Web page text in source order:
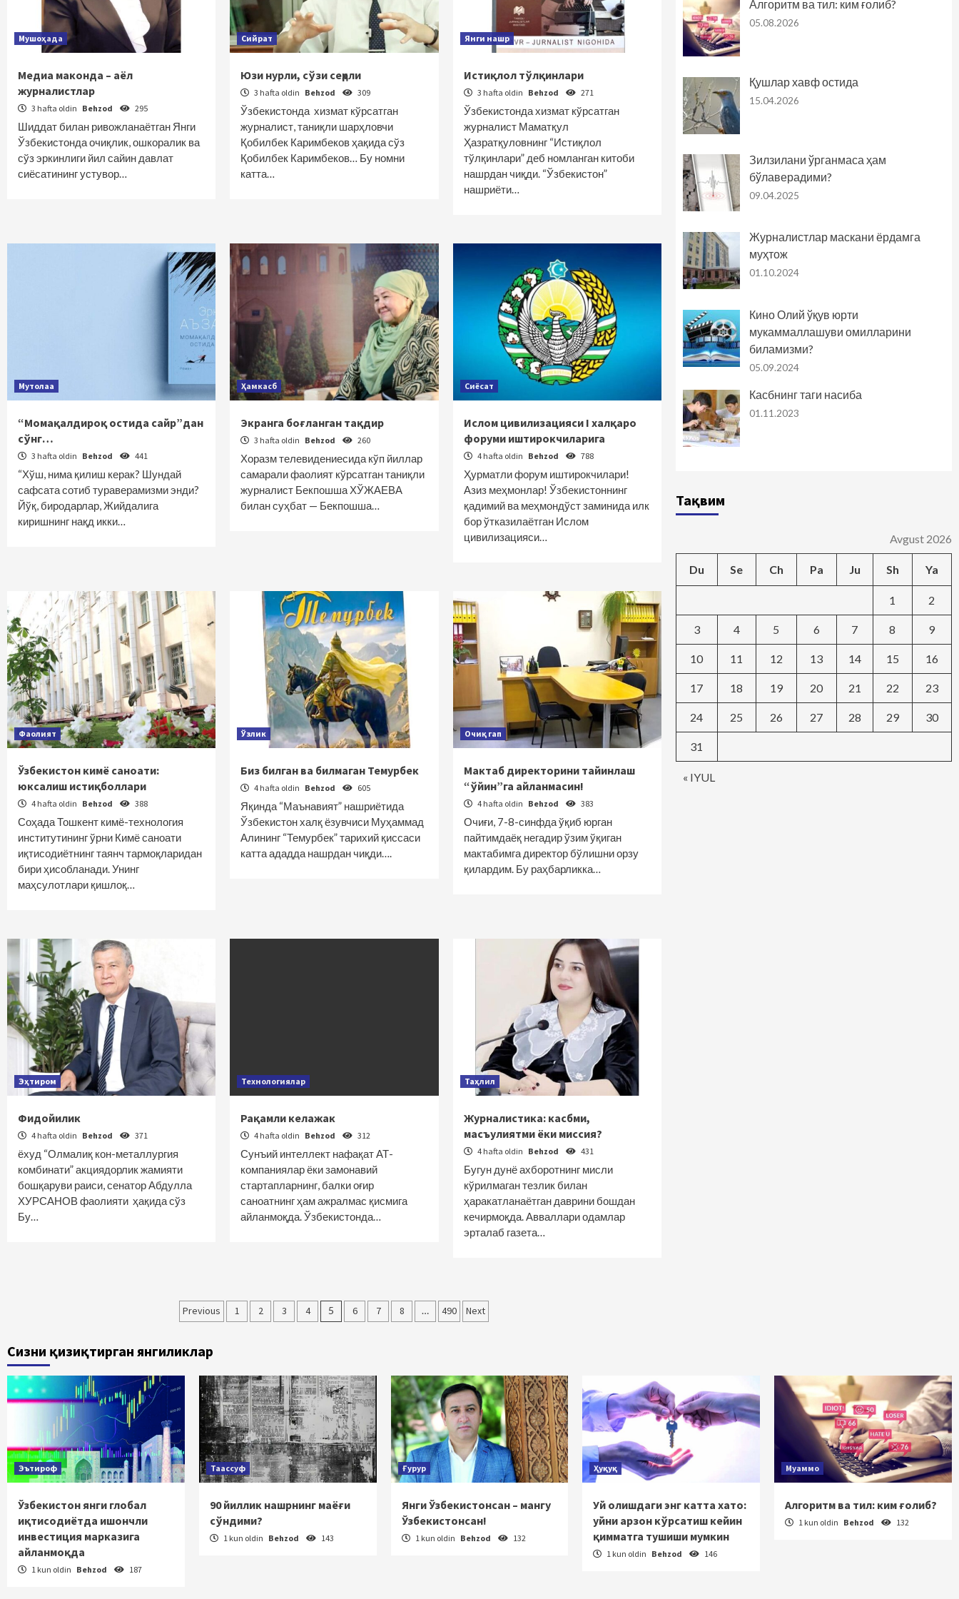
Мушоҳада
Медиа маконда – аёл
журналистлар
3 hafta oldin Behzod 295
Шиддат билан ривожланаётган Янги
Ўзбекистонда очиқлик, ошкоралик ва
сўз эркинлиги йил сайин давлат
сиёсатининг устувор…
Сийрат
Юзи нурли, сўзи сеҳрли
3 hafta oldin Behzod 309
Ўзбекистонда хизмат кўрсатган
журналист, таниқли шарҳловчи
Қобилбек Каримбеков ҳақида сўз
Қобилбек Каримбеков… Бу номни
катта…
Янги нашр
Истиқлол тўлқинлари
3 hafta oldin Behzod 271
Ўзбекистонда хизмат кўрсатган
журналист Маматқул
Ҳазратқуловнинг “Истиқлол
тўлқинлари” деб номланган китоби
нашрдан чиқди. “Ўзбекистон”
нашриёти…
Мутолаа
“Момақалдироқ остида сайр”дан
сўнг…
3 hafta oldin Behzod 441
“Хўш, нима қилиш керак? Шундай
сафсата сотиб тураверамизми энди?
Йўқ, биродарлар, Жийдалига
киришнинг нақд икки…
Ҳамкасб
Экранга боғланган тақдир
3 hafta oldin Behzod 260
Хоразм телевидениесида кўп йиллар
самарали фаолият кўрсатган таниқли
журналист Бекпошша ХЎЖАЕВА
билан суҳбат — Бекпошша…
Сиёсат
Ислом цивилизацияси I халқаро
форуми иштирокчиларига
4 hafta oldin Behzod 788
Ҳурматли форум иштирокчилари!
Азиз меҳмонлар! Ўзбекистоннинг
қадимий ва меҳмондўст заминида илк
бор ўтказилаётган Ислом
цивилизацияси…
Фаолият
Ўзбекистон кимё саноати:
юксалиш истиқболлари
4 hafta oldin Behzod 388
Соҳада Тошкент кимё-технология
институтининг ўрни Кимё саноати
иқтисодиётнинг таянч тармоқларидан
бири ҳисобланади. Унинг
маҳсулотлари қишлоқ…
Ўзлик
Биз билган ва билмаган Темурбек
4 hafta oldin Behzod 605
Яқинда “Маънавият” нашриётида
Ўзбекистон халқ ёзувчиси Муҳаммад
Алининг “Темурбек” тарихий қиссаси
катта ададда нашрдан чиқди….
Очиқ гап
Мактаб директорини тайинлаш
“ўйин”га айланмасин!
4 hafta oldin Behzod 383
Очиғи, 7-8-синфда ўқиб юрган
пайтимдаёқ негадир ўзим ўқиган
мактабимга директор бўлишни орзу
қилардим. Бу раҳбарликка…
Эҳтиром
Фидойилик
4 hafta oldin Behzod 371
ёхуд “Олмалиқ кон-металлургия
комбинати” акциядорлик жамияти
бошқаруви раиси, сенатор Абдулла
ХУРСАНОВ фаолияти ҳақида сўз
Бу…
Технологиялар
Рақамли келажак
4 hafta oldin Behzod 312
Сунъий интеллект нафақат АТ-
компаниялар ёки замонавий
стартапларнинг, балки оғир
саноатнинг ҳам ажралмас қисмига
айланмоқда. Ўзбекистонда…
Таҳлил
Журналистика: касбми,
масъулиятми ёки миссия?
4 hafta oldin Behzod 431
Бугун дунё ахборотнинг мисли
кўрилмаган тезлик билан
ҳаракатланаётган даврини бошдан
кечирмоқда. Авваллари одамлар
эрталаб газета…
Maqolalar
harakatlanish
Previous 1 2 3 4 5 6 7 8 … 490 Next
Алгоритм ва тил: ким ғолиб?
05.08.2026
Қушлар хавф остида
15.04.2026
Зилзилани ўрганмаса ҳам
бўлаверадими?
09.04.2025
Журналистлар маскани ёрдамга
муҳтож
01.10.2024
Кино Олий ўқув юрти
мукаммаллашуви омилларини
биламизми?
05.09.2024
Касбнинг таги насиба
01.11.2023
Тақвим
Avgust 2026
Du Se Ch Pa Ju Sh Ya
« IYUL
1 2
3 4 5 6 7 8 9
10 11 12 13 14 15 16
17 18 19 20 21 22 23
24 25 26 27 28 29 30
31
Сизни қизиқтирган янгиликлар
Эътироф
Ўзбекистон янги глобал
иқтисодиётда ишончли
инвестиция марказига
айланмоқда
1 kun oldin Behzod 187
Таассуф
90 йиллик нашрнинг маёғи
сўндими?
1 kun oldin Behzod 143
Ғурур
Янги Ўзбекистонсан – мангу
Ўзбекистонсан!
1 kun oldin Behzod 132
Ҳуқуқ
Уй олишдаги энг катта хато:
уйни арзон кўрсатиш кейин
қимматга тушиши мумкин
1 kun oldin Behzod 146
Муаммо
Алгоритм ва тил: ким ғолиб?
1 kun oldin Behzod 132